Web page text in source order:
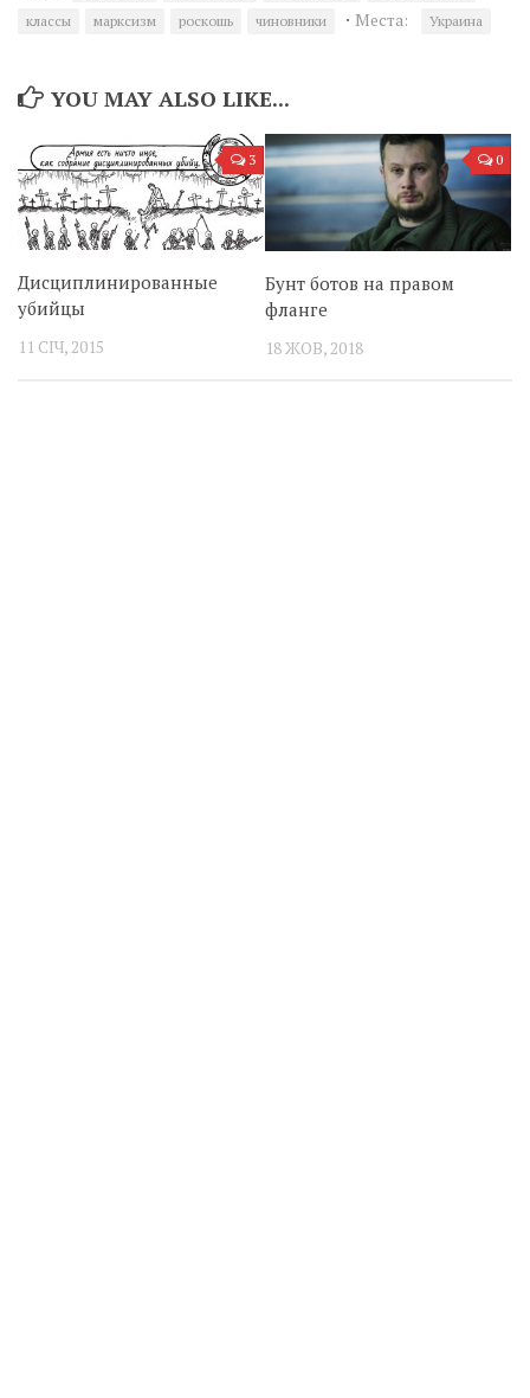
классы
марксизм роскошь чиновники · Места: Украина
YOU MAY ALSO LIKE...
3
Дисциплинированные
убийцы
11 СІЧ, 2015
0
Бунт ботов на правом
фланге
18 ЖОВ, 2018